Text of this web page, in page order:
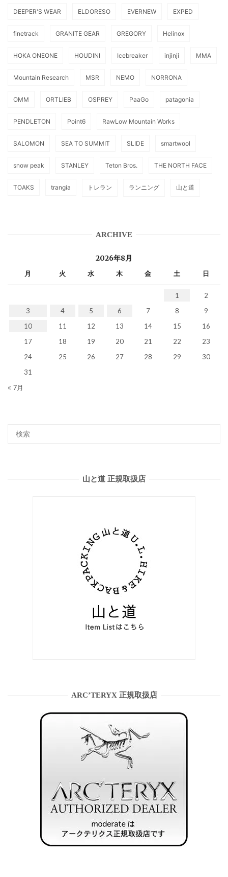
DEEPER'S WEAR ELDORESO EVERNEW EXPED
finetrack GRANITE GEAR GREGORY Helinox
HOKA ONEONE HOUDINI Icebreaker injinji MMA
Mountain Research MSR NEMO NORRONA
OMM ORTLIEB OSPREY PaaGo patagonia
PENDLETON Point6 RawLow Mountain Works
SALOMON SEA TO SUMMIT SLIDE smartwool
snow peak STANLEY Teton Bros. THE NORTH FACE
TOAKS trangia トレラン ランニング 山と道
ARCHIVE
2026年8月
月 火 水 木 金 土 日
1
2
3
4 5 6 7 8
9
10
11 12 13 14 15
16
17
18 19 20 21 22
23
24
25 26 27 28 29
30
31
« 7月
山と道 正規取扱店
ARC’TERYX 正規取扱店